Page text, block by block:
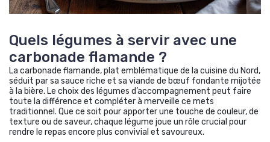
Quels légumes à servir avec une
carbonade flamande ?
La carbonade flamande, plat emblématique de la cuisine du Nord,
séduit par sa sauce riche et sa viande de bœuf fondante mijotée
à la bière. Le choix des légumes d’accompagnement peut faire
toute la différence et compléter à merveille ce mets
traditionnel. Que ce soit pour apporter une touche de couleur, de
texture ou de saveur, chaque légume joue un rôle crucial pour
rendre le repas encore plus convivial et savoureux.